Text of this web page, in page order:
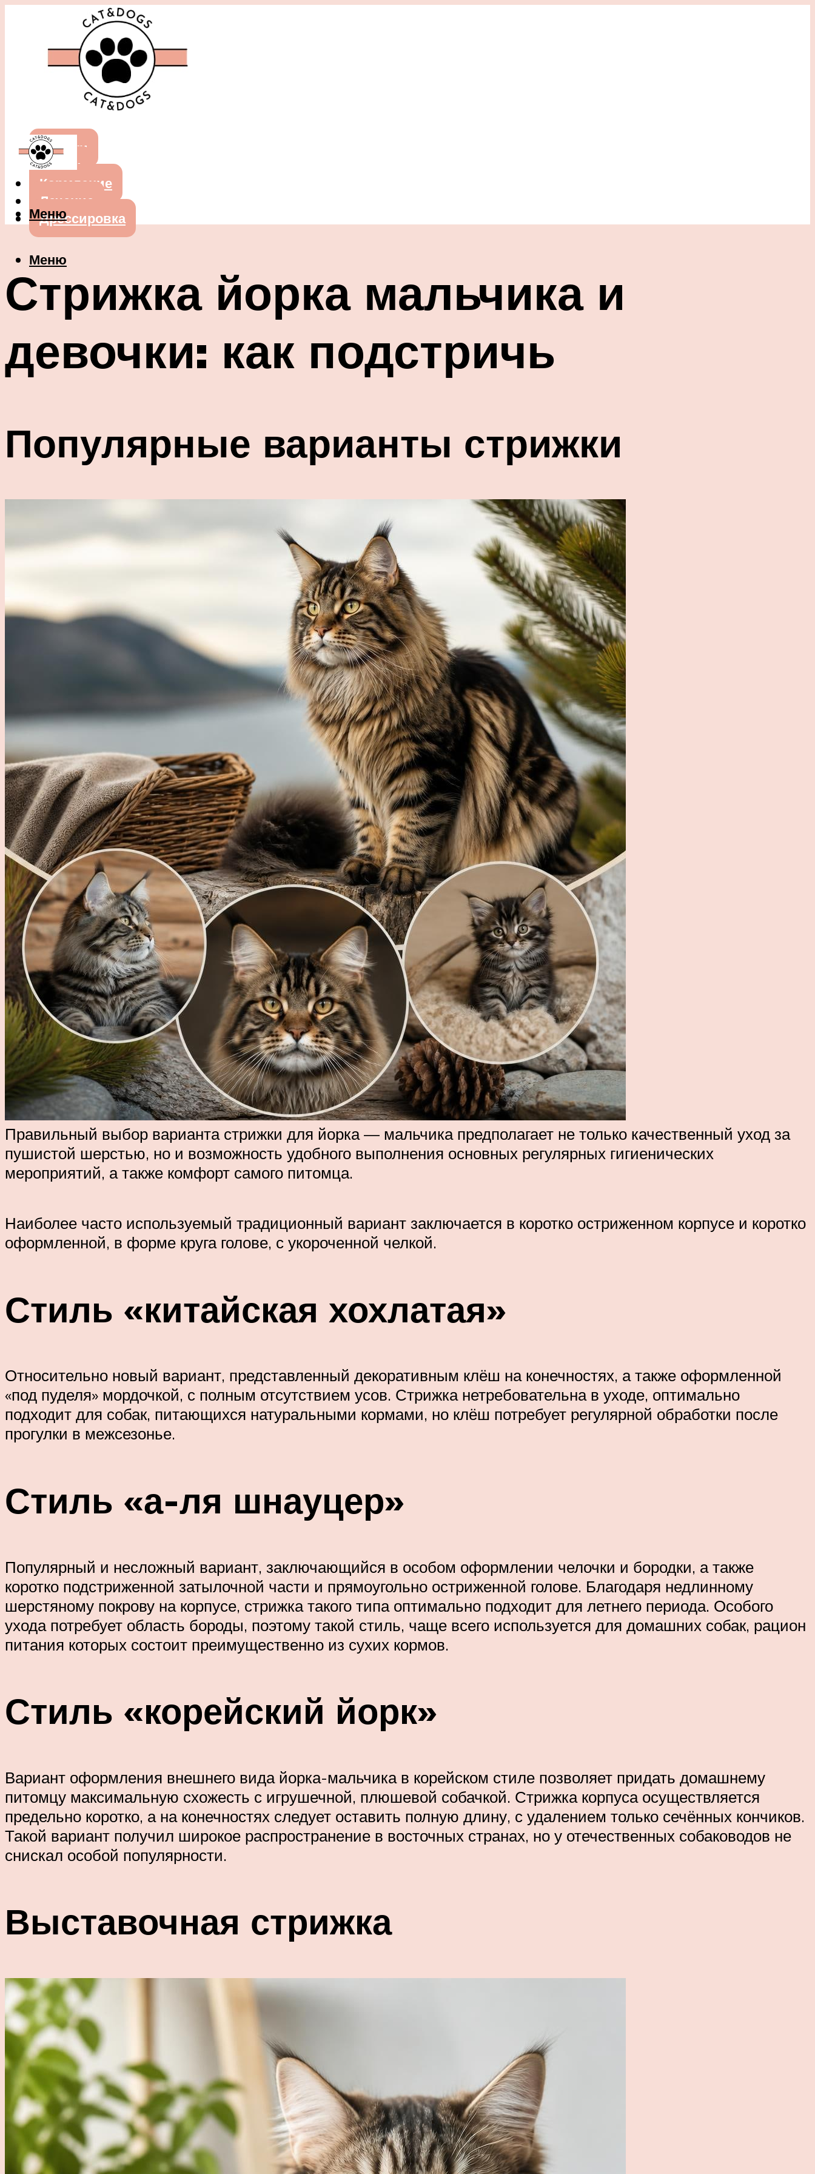
Собаки
Кошки
Кормление
Лечение
Дрессировка
Меню
Меню
Стрижка йорка мальчика и
девочки: как подстричь
Популярные варианты стрижки
Правильный выбор варианта стрижки для йорка — мальчика предполагает не только качественный уход за
пушистой шерстью, но и возможность удобного выполнения основных регулярных гигиенических
мероприятий, а также комфорт самого питомца.
Наиболее часто используемый традиционный вариант заключается в коротко остриженном корпусе и коротко
оформленной, в форме круга голове, с укороченной челкой.
Стиль «китайская хохлатая»
Относительно новый вариант, представленный декоративным клёш на конечностях, а также оформленной
«под пуделя» мордочкой, с полным отсутствием усов. Стрижка нетребовательна в уходе, оптимально
подходит для собак, питающихся натуральными кормами, но клёш потребует регулярной обработки после
прогулки в межсезонье.
Стиль «а-ля шнауцер»
Популярный и несложный вариант, заключающийся в особом оформлении челочки и бородки, а также
коротко подстриженной затылочной части и прямоугольно остриженной голове. Благодаря недлинному
шерстяному покрову на корпусе, стрижка такого типа оптимально подходит для летнего периода. Особого
ухода потребует область бороды, поэтому такой стиль, чаще всего используется для домашних собак, рацион
питания которых состоит преимущественно из сухих кормов.
Стиль «корейский йорк»
Вариант оформления внешнего вида йорка-мальчика в корейском стиле позволяет придать домашнему
питомцу максимальную схожесть с игрушечной, плюшевой собачкой. Стрижка корпуса осуществляется
предельно коротко, а на конечностях следует оставить полную длину, с удалением только сечённых кончиков.
Такой вариант получил широкое распространение в восточных странах, но у отечественных собаководов не
снискал особой популярности.
Выставочная стрижка